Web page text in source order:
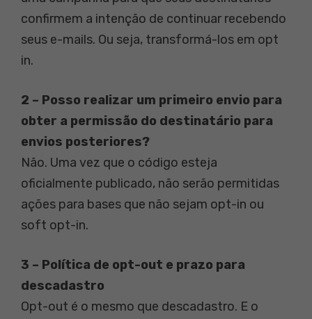
confirmem a intenção de continuar recebendo
seus e-mails. Ou seja, transformá-los em opt
in.
2 – Posso realizar um primeiro envio para
obter a permissão do destinatário para
envios posteriores?
Não. Uma vez que o código esteja
oficialmente publicado, não serão permitidas
ações para bases que não sejam opt-in ou
soft opt-in.
3 – Política de opt-out e prazo para
descadastro
Opt-out é o mesmo que descadastro. E o